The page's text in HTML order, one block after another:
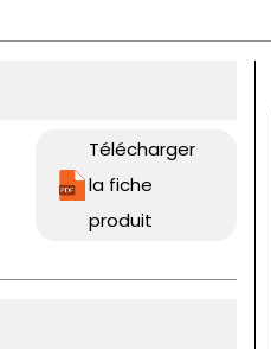
Télécharger
la fiche
produit